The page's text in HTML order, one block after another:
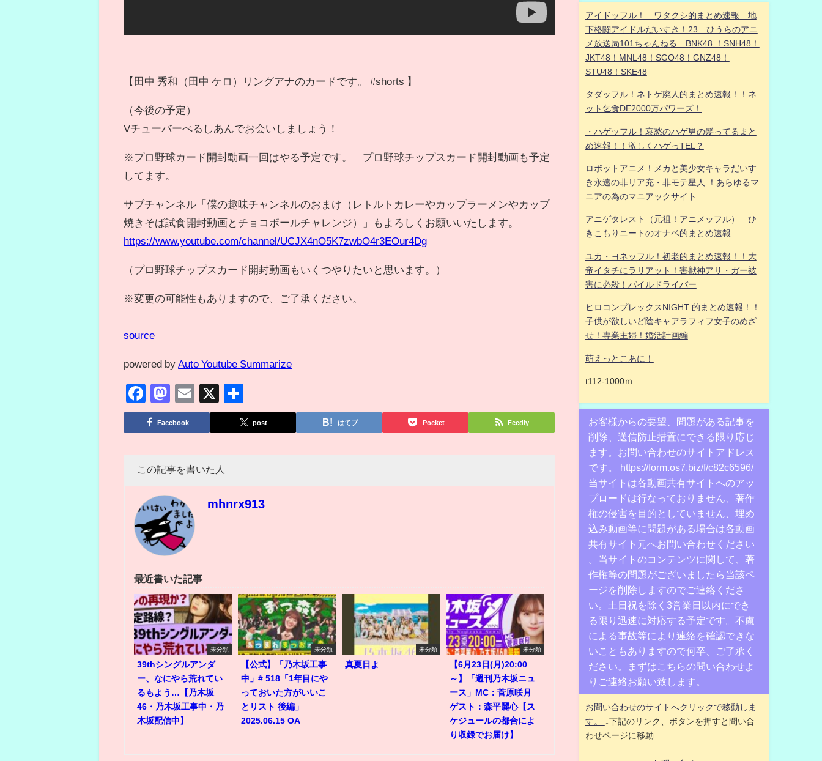
【田中 秀和（田中 ケロ）リングアナのカードです。 #shorts 】
（今後の予定）
Vチューバーぺるしあんでお会いしましょう！
※プロ野球カード開封動画一回はやる予定です。 プロ野球チップスカード開封動画も予定
してます。
サブチャンネル「僕の趣味チャンネルのおまけ（レトルトカレーやカップラーメンやカップ
焼きそば試食開封動画とチョコボールチャレンジ）」もよろしくお願いいたします。
https://www.youtube.com/channel/UCJX4nO5K7zwbO4r3EOur4Dg
（プロ野球チップスカード開封動画もいくつやりたいと思います。）
※変更の可能性もありますので、ご了承ください。
source
powered by Auto Youtube Summarize
Facebook
Mastodon
Email
X
有
Facebook post はてブ Pocket Feedly
この記事を書いた人
mhnrx913
最近書いた記事
未分類
39thシングルアンダ
ー、なにやら荒れてい
るもよう…【乃木坂
46・乃木坂工事中・乃
木坂配信中】
未分類
【公式】「乃木坂工事
中」# 518「1年目にや
っておいた方がいいこ
とリスト 後編」
2025.06.15 OA
未分類
真夏日よ
未分類
【6月23日(月)20:00
～】「週刊乃木坂ニュ
ース」MC：菅原咲月
ゲスト：森平麗心【ス
ケジュールの都合によ
り収録でお届け】
アイドッフル！ ワタクシ的まとめ速報 地
下格闘アイドルだいすき！23 ひうらのアニ
メ放送局101ちゃんねる BNK48 ！SNH48！
JKT48！MNL48！SGO48！GNZ48！
STU48！SKE48
タダッフル！ネトゲ廃人的まとめ速報！！ネ
ット乞食DE2000万パワーズ！
・ハゲッフル！哀愁のハゲ男の髪ってるまと
め速報！！激しくハゲっTEL？
ロボットアニメ！メカと美少女キャラだいす
き永遠の非リア充・非モテ星人 ！あらゆるマ
ニアの為のマニアックサイト
アニゲタレスト（元祖！アニメッフル） ひ
きこもりニートのオナベ的まとめ速報
ユカ・ヨネッフル！初老的まとめ速報！！大
帝イタチにラリアット！害獣神アリ・ガー被
害に必殺！パイルドライバー
ヒロコンプレックスNIGHT 的まとめ速報！！
子供が欲しいど陰キャアラフィフ女子のめざ
せ！専業主婦！婚活計画編
萌えっとこあに！
t112-1000ｍ
お客様からの要望、問題がある記事を
削除、送信防止措置にできる限り応じ
ます。お問い合わせのサイトアドレス
です。 https://form.os7.biz/f/c82c6596/
当サイトは各動画共有サイトへのアッ
プロードは行なっておりません、著作
権の侵害を目的としていません、埋め
込み動画等に問題がある場合は各動画
共有サイト元へお問い合わせください
。当サイトのコンテンツに関して、著
作権等の問題がございましたら当該ペ
ージを削除しますのでご連絡くださ
い。土日祝を除く3営業日以内にでき
る限り迅速に対応する予定です。不慮
による事故等により連絡を確認できな
いこともありますので何卒、ご了承く
ださい。まずはこちらの問い合わせよ
りご連絡お願い致します。
お問い合わせのサイトへクリックで移動しま
す。
↓下記のリンク、ボタンを押すと問い合
わせページに移動